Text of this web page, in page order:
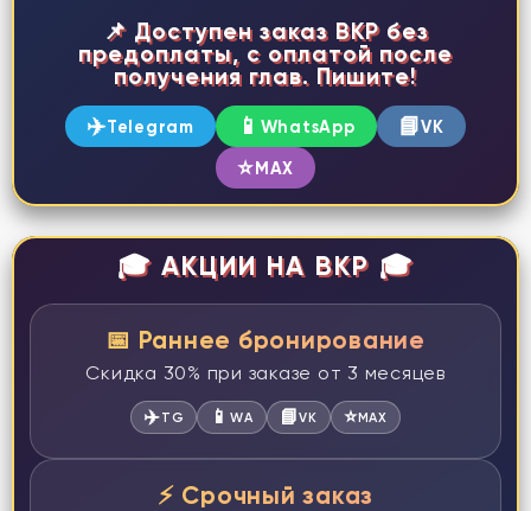
📌 Доступен заказ ВКР без
предоплаты, с оплатой после
получения глав. Пишите!
✈️Telegram 📱 WhatsApp 📘VK
⭐MAX
🎓 АКЦИИ НА ВКР 🎓
📅 Раннее бронирование
Скидка 30% при заказе от 3 месяцев
✈️TG 📱WA 📘VK ⭐MAX
⚡ Срочный заказ